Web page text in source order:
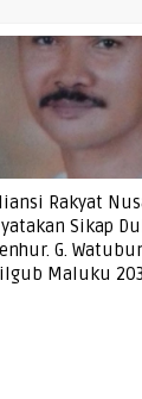
Rakyat
Sikap
G.
Maluku